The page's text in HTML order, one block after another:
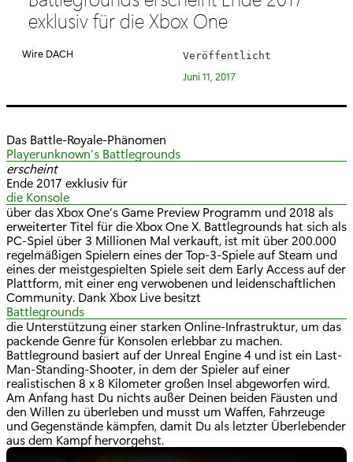
g
e
exklusiv für die Xbox One
Wire DACH Veröffentlicht
Juni 11, 2017
Das Battle-Royale-Phänomen
Playerunknown's Battlegrounds
erscheint
Ende 2017 exklusiv für
die Konsole
über das Xbox One‘s Game Preview Programm und 2018 als
erweiterter Titel für die Xbox One X. Battlegrounds hat sich als
PC-Spiel über 3 Millionen Mal verkauft, ist mit über 200.000
regelmäßigen Spielern eines der Top-3-Spiele auf Steam und
eines der meistgespielten Spiele seit dem Early Access auf der
Plattform, mit einer eng verwobenen und leidenschaftlichen
Community. Dank Xbox Live besitzt
Battlegrounds
die Unterstützung einer starken Online-Infrastruktur, um das
packende Genre für Konsolen erlebbar zu machen.
Battleground basiert auf der Unreal Engine 4 und ist ein Last-
Man-Standing-Shooter, in dem der Spieler auf einer
realistischen 8 x 8 Kilometer großen Insel abgeworfen wird.
Am Anfang hast Du nichts außer Deinen beiden Fäusten und
den Willen zu überleben und musst um Waffen, Fahrzeuge
und Gegenstände kämpfen, damit Du als letzter Überlebender
aus dem Kampf hervorgehst.